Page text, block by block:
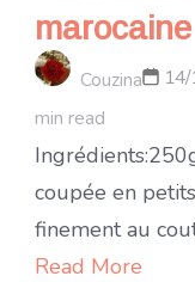
marocaine
Couzina
min read
coupée en
finement au
Read More